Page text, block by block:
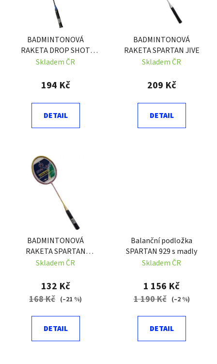
BADMINTONOVÁ
RAKETA DROP SHOT
SPARTAN
Skladem ČR
194 Kč
DETAIL
BADMINTONOVÁ
RAKETA SPARTAN JIVE
Skladem ČR
209 Kč
DETAIL
BADMINTONOVÁ
RAKETA SPARTAN
TANGO
Skladem ČR
132 Kč
168 Kč (–21 %)
DETAIL
Balanční podložka
SPARTAN 929 s madly
Skladem ČR
1 156 Kč
1 190 Kč (–2 %)
DETAIL